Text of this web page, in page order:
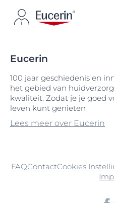
Eucerin
100 jaar geschiedenis en
het gebied van
kwaliteit. Zodat je je goed
leven kunt genieten
Lees meer over Eucerin
FAQContactCookies